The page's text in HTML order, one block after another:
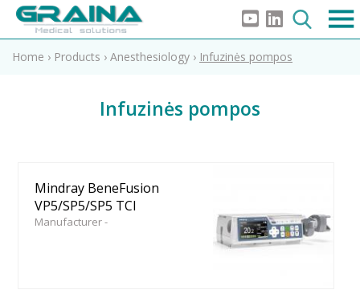
Home › Products › Anesthesiology › Infuzinės pompos
Infuzinės pompos
Mindray BeneFusion
VP5/SP5/SP5 TCI
Manufacturer -